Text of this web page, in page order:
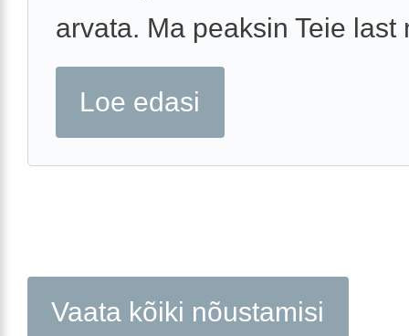
arvata. Ma peaksin Teie last
Loe edasi
Vaata kõiki nõustamisi